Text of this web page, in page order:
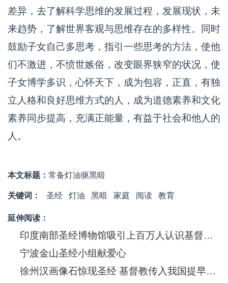
差异，去了解科学思维的发展过程，发展现状，未
来趋势，了解世界客观与思维存在的多样性。同时
鼓励子女自己多思考，指引一些思考的方法，使他
们不激进，不愤世嫉俗，改变眼界狭窄的状况，使
子女博学多识，心怀天下，成为包容，正直，有独
立人格和良好思维方式的人，成为道德素养和文化
素养同步提高，充满正能量，有益于社会和他人的
人。
本文标题： 常备灯油驱黑暗
关键词： 圣经 灯油 黑暗 家庭 阅读 教育
延伸阅读：
印度南部圣经博物馆吸引上百万人认识基督信息
宁波金山圣经小组献爱心
徐州汉画像石惊现圣经 基督教传入我国提早550年